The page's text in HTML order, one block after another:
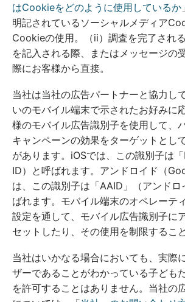
はCookieをどのように使用しているか
明記されているソーシャルメディア
Cookieの使用。（ii）調査を完了され
を記入される際、またはメッセージの
際にお客様から直接。
当社は当社の広告パートナーと協力し
いのモバイル端末で示されたお好みに
様のモバイル広告識別子を使用して、
キャンペーンの効果をターゲットとし
があります。iOSでは、この識別子は
ID）と呼ばれます。アンドロイド（
は、この識別子は「AAID」（アンド
ばれます。モバイル端末のオペレーテ
設定を通して、モバイル広告識別子に
セットしたり、その使用を制限するこ
当社はいかなる場合においても、実際
ザーであることがわかっている子ども
を許可することはありません。当社の